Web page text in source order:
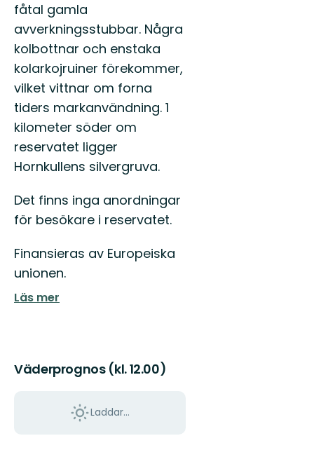
fåtal gamla
avverkningsstubbar. Några
kolbottnar och enstaka
kolarkojruiner förekommer,
vilket vittnar om forna
tiders markanvändning. 1
kilometer söder om
reservatet ligger
Hornkullens silvergruva.
Det finns inga anordningar
för besökare i reservatet.
Finansieras av Europeiska
unionen.
Läs mer
Väderprognos (kl. 12.00)
Laddar...